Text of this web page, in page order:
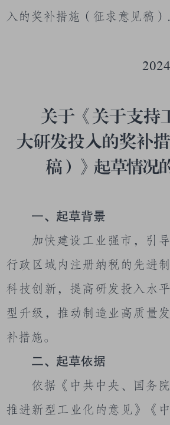
入的奖补措施（征求意见稿）
2024
关于《 关于支持
大研发投入的奖补
稿）》起草情况
一、起草背景
加快建设工业强市，引导
行政区域内注册纳税的先进
科技创新，提高研发投入水
型升级 ，推动制造业高质量发
补措施。
二、起草依据
依据《中共中央、国务
推进新型工业化的意见》《